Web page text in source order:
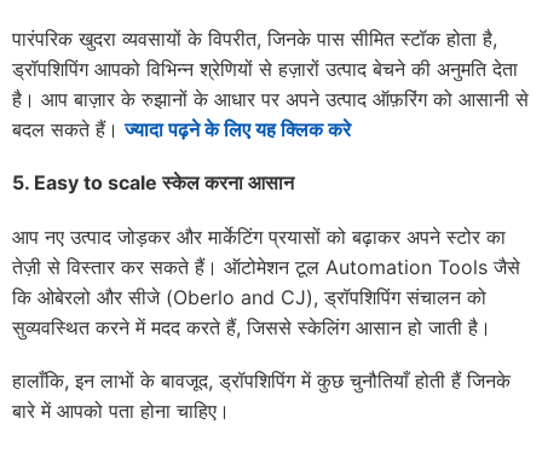
पारंपरिक खुदरा व्यवसायों के विपरीत, जिनके पास सीमित स्टॉक होता है,
ड्रॉपशिपिंग आपको विभिन्न श्रेणियों से हज़ारों उत्पाद बेचने की अनुमति देता
है। आप बाज़ार के रुझानों के आधार पर अपने उत्पाद ऑफ़रिंग को आसानी से
बदल सकते हैं।ज्यादा पढ़ने के लिए यह क्लिक करे
5. Easy to scale स्केल करना आसान
आप नए उत्पाद जोड़कर और मार्केटिंग प्रयासों को बढ़ाकर अपने स्टोर का
तेज़ी से विस्तार कर सकते हैं। ऑटोमेशन टूल Automation Tools जैसे
कि ओबेरलो और सीजे (Oberlo and CJ), ड्रॉपशिपिंग संचालन को
सुव्यवस्थित करने में मदद करते हैं, जिससे स्केलिंग आसान हो जाती है।
हालाँकि, इन लाभों के बावजूद, ड्रॉपशिपिंग में कुछ चुनौतियाँ होती हैं जिनके
बारे में आपको पता होना चाहिए।